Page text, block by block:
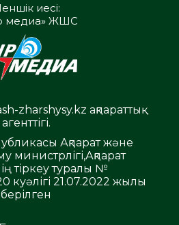
иесі:
медиа» ЖШС
zharshysy.kz ақпараттық
агенттігі.
Ақпарат және
министрлігі,Ақпарат
тіркеу туралы №
куәлігі 21.07.2022 жылы
берілген